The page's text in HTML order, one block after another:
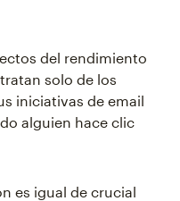
del rendimiento
solo de los
iniciativas de email
alguien hace clic
es igual de crucial